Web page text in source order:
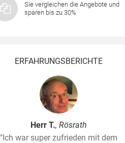
Sie vergleichen die Angebote und
sparen bis zu 30%
ERFAHRUNGSBERICHTE
Herr T., Rösrath
"Ich war super zufrieden mit dem